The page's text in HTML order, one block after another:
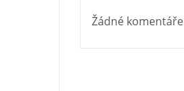
Žádné